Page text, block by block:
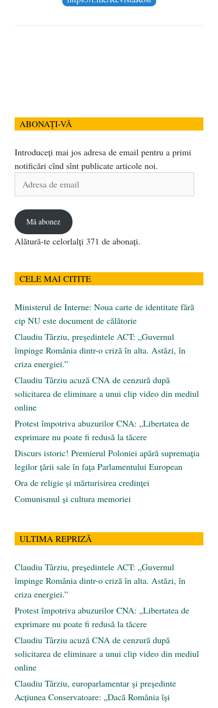
ABONAȚI-VĂ
Introduceți mai jos adresa de email pentru a primi
notificări cînd sînt publicate articole noi.
Mă abonez
Alătură-te celorlalți 371 de abonați.
CELE MAI CITITE
Ministerul de Interne: Noua carte de identitate fără
cip NU este document de călătorie
Claudiu Târziu, președintele ACT: „Guvernul
împinge România dintr-o criză în alta. Astăzi, în
criza energiei.”
Claudiu Târziu acuză CNA de cenzură după
solicitarea de eliminare a unui clip video din mediul
online
Protest împotriva abuzurilor CNA: „Libertatea de
exprimare nu poate fi redusă la tăcere
Discurs istoric! Premierul Poloniei apără supremația
legilor țării sale în fața Parlamentului European
Ora de religie şi mărturisirea credinţei
Comunismul şi cultura memoriei
ULTIMA REPRIZĂ
Claudiu Târziu, președintele ACT: „Guvernul
împinge România dintr-o criză în alta. Astăzi, în
criza energiei.”
Protest împotriva abuzurilor CNA: „Libertatea de
exprimare nu poate fi redusă la tăcere
Claudiu Târziu acuză CNA de cenzură după
solicitarea de eliminare a unui clip video din mediul
online
Claudiu Târziu, europarlamentar și președinte
Acțiunea Conservatoare: „Dacă România își